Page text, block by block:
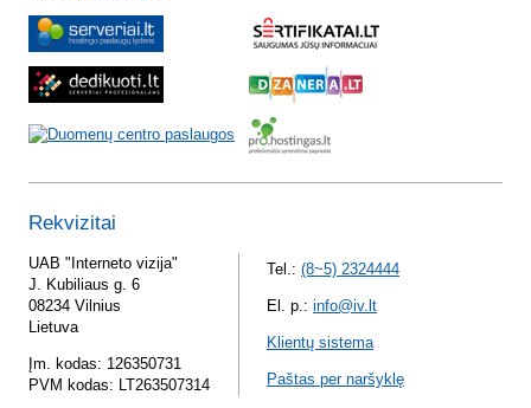
Rekvizitai
UAB "Interneto vizija"
J. Kubiliaus g. 6
08234 Vilnius
Lietuva
Įm. kodas: 126350731
PVM kodas: LT263507314
Tel.: (8~5) 2324444
El. p.: info@iv.lt
Klientų sistema
Paštas per naršyklę